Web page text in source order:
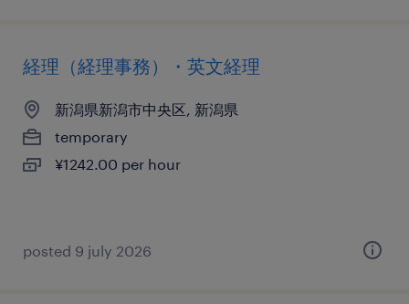
経理（経理事務）・英文経理
新潟県新潟市中央区, 新潟県
temporary
¥1242.00 per hour
posted 9 july 2026